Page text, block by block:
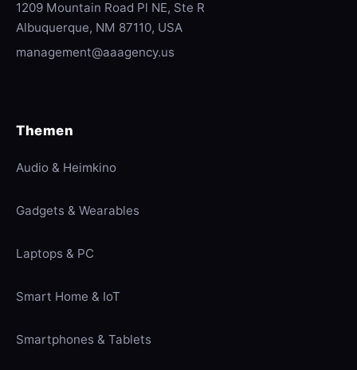
1209 Mountain Road Pl NE, Ste R
Albuquerque, NM 87110, USA
management@aaagency.us
Themen
Audio & Heimkino
Gadgets & Wearables
Laptops & PC
Smart Home & IoT
Smartphones & Tablets